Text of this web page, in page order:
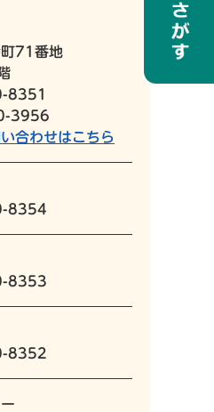
町71番地
8351
3956
合わせはこちら
8354
8353
8352